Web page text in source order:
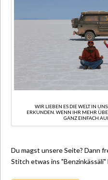
WIR LIEBEN ES DIE WELT IN
ERKUNDEN. WENN IHR MEHR
GANZ EINFACH
Du magst unsere Seite? Dann
Stitch etwas ins "Benzinkässäli"